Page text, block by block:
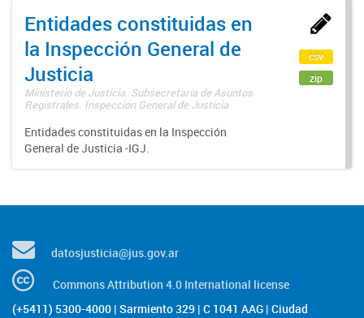
Entidades constituidas en
la Inspección General de
Justicia
Ministerio de Justicia. Subsecretaría de Asuntos
Registrales. Inspección General de Justicia
Entidades constituidas en la Inspección
General de Justicia -IGJ.
csv
zip
datosjusticia@jus.gov.ar
Commons Attribution 4.0 International license
(+5411) 5300-4000 | Sarmiento 329 | C 1041 AAG | Ciudad